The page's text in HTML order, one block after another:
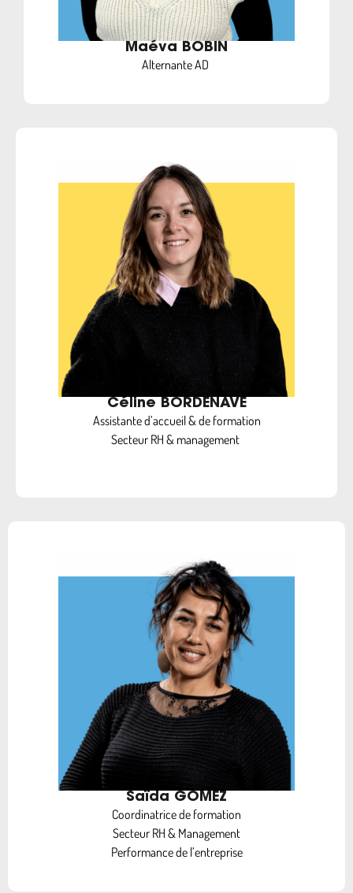
Maéva BOBIN
Alternante AD
Céline BORDENAVE
Assistante d’accueil & de formation
Secteur RH & management
Saïda GOMEZ
Coordinatrice de formation
Secteur RH & Management
Performance de l’entreprise